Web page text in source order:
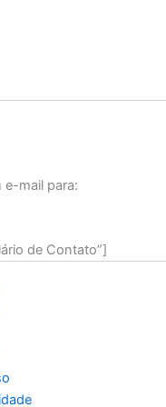
e-mail para:
de Contato”]